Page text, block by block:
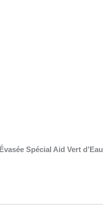
Spécial Aid Vert d’Eau